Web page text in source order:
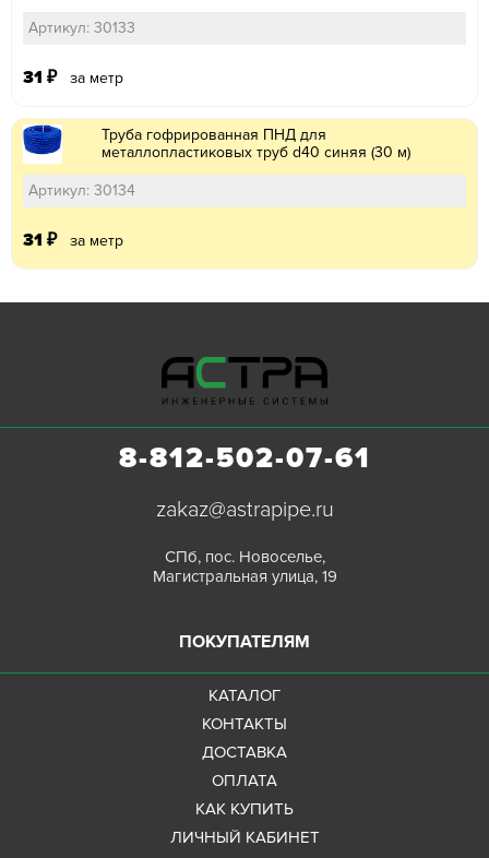
Артикул: 30133
31 ₽ за метр
Труба гофрированная ПНД для
металлопластиковых труб d40 синяя (30 м)
Артикул: 30134
31 ₽ за метр
8-812-502-07-61
zakaz@astrapipe.ru
СПб, пос. Новоселье,
Магистральная улица, 19
ПОКУПАТЕЛЯМ
КАТАЛОГ
КОНТАКТЫ
ДОСТАВКА
ОПЛАТА
КАК КУПИТЬ
ЛИЧНЫЙ КАБИНЕТ